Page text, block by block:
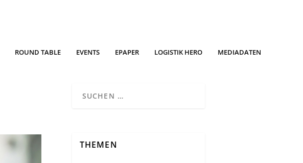
ROUND TABLE EVENTS EPAPER LOGISTIK HERO MEDIADATEN
THEMEN